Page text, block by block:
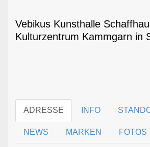
Vebikus Kunsthalle
Kulturzentrum Kammgarn in
ADRESSE INFO
NEWS MARKEN FOTOS